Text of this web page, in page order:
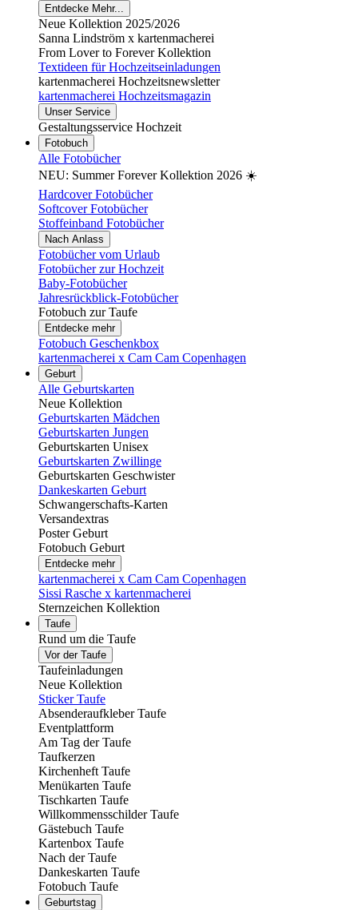
Entdecke Mehr...
Neue Kollektion 2025/2026
Sanna Lindström x kartenmacherei
From Lover to Forever Kollektion
Textideen für Hochzeitseinladungen
kartenmacherei Hochzeitsnewsletter
kartenmacherei Hochzeitsmagazin
Unser Service
Gestaltungsservice Hochzeit
Fotobuch
Alle Fotobücher
NEU: Summer Forever Kollektion 2026 ☀️
Hardcover Fotobücher
Softcover Fotobücher
Stoffeinband Fotobücher
Nach Anlass
Fotobücher vom Urlaub
Fotobücher zur Hochzeit
Baby-Fotobücher
Jahresrückblick-Fotobücher
Fotobuch zur Taufe
Entdecke mehr
Fotobuch Geschenkbox
kartenmacherei x Cam Cam Copenhagen
Geburt
Alle Geburtskarten
Neue Kollektion
Geburtskarten Mädchen
Geburtskarten Jungen
Geburtskarten Unisex
Geburtskarten Zwillinge
Geburtskarten Geschwister
Dankeskarten Geburt
Schwangerschafts-Karten
Versandextras
Poster Geburt
Fotobuch Geburt
Entdecke mehr
kartenmacherei x Cam Cam Copenhagen
Sissi Rasche x kartenmacherei
Sternzeichen Kollektion
Taufe
Rund um die Taufe
Vor der Taufe
Taufeinladungen
Neue Kollektion
Sticker Taufe
Absenderaufkleber Taufe
Eventplattform
Am Tag der Taufe
Taufkerzen
Kirchenheft Taufe
Menükarten Taufe
Tischkarten Taufe
Willkommensschilder Taufe
Gästebuch Taufe
Kartenbox Taufe
Nach der Taufe
Dankeskarten Taufe
Fotobuch Taufe
Geburtstag